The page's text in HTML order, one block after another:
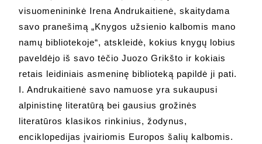
visuomenininkė Irena Andrukaitienė, skaitydama
savo pranešimą „Knygos užsienio kalbomis mano
namų bibliotekoje“, atskleidė, kokius knygų lobius
paveldėjo iš savo tėčio Juozo Grikšto ir kokiais
retais leidiniais asmeninę biblioteką papildė ji pati.
I. Andrukaitienė savo namuose yra sukaupusi
alpinistinę literatūrą bei gausius grožinės
literatūros klasikos rinkinius, žodynus,
enciklopedijas įvairiomis Europos šalių kalbomis.